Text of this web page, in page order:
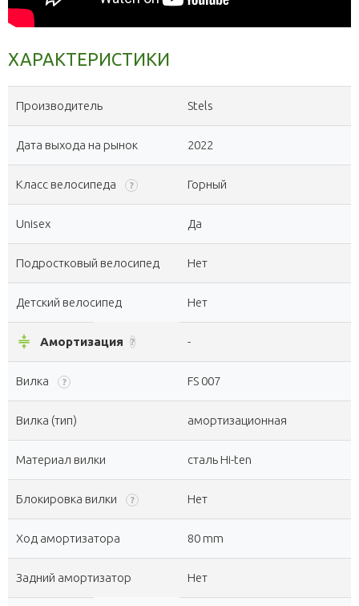
ХАРАКТЕРИСТИКИ
Производитель Stels
Дата выхода на рынок 2022
Класс велосипеда ? Горный
Unisex Да
Подростковый велосипед Нет
Детский велосипед Нет
compress Амортизация ? -
Вилка ? FS 007
Вилка (тип) амортизационная
Материал вилки сталь Hi-ten
Блокировка вилки ? Нет
Ход амортизатора 80 mm
Задний амортизатор Нет